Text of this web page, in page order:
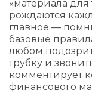
«материала для
рождаются
главное —
базовые
любом
трубку и
комментирует
финансового